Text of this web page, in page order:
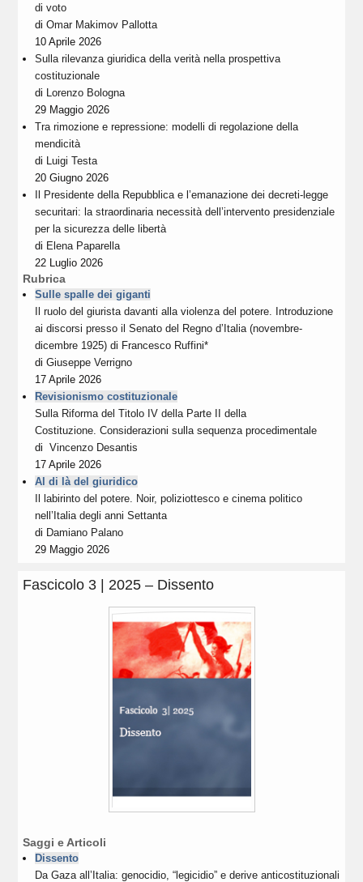
di voto
diOmar Makimov Pallotta
10 Aprile 2026
Sulla rilevanza giuridica della verità nella prospettiva
costituzionale
di
Lorenzo Bologna
29 Maggio 2026
Tra rimozione e repressione: modelli di regolazione della
mendicità
di
Luigi Testa
20 Giugno 2026
Il Presidente della Repubblica e l’emanazione dei decreti-legge
securitari: la straordinaria necessità dell’intervento presidenziale
per la sicurezza delle libertà
di Elena Paparella
22 Luglio 2026
Rubrica
Sulle spalle dei giganti
Il ruolo del giurista davanti alla violenza del potere. Introduzione
ai discorsi presso il Senato del Regno d’Italia (novembre-
dicembre 1925) di Francesco Ruffini*
diGiuseppe Verrigno
17 Aprile 2026
Revisionismo costituzionale
Sulla Riforma del Titolo IV della Parte II della
Costituzione. Considerazioni sulla sequenza procedimentale
diVincenzo Desantis
17 Aprile 2026
Al di là del giuridico
Il labirinto del potere. Noir, poliziottesco e cinema politico
nell’Italia degli anni Settanta
di Damiano Palano
29 Maggio 2026
Fascicolo 3 | 2025 – Dissento
Saggi e Articoli
Dissento
Da Gaza all’Italia: genocidio, “legicidio” e derive anticostituzionali